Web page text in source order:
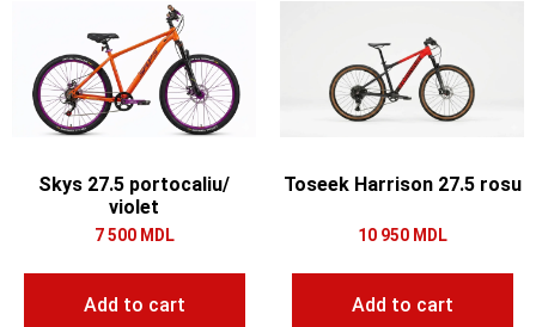
Skys 27.5 portocaliu/
violet
7 500 MDL
Add to cart
Toseek Harrison 27.5 rosu
10 950 MDL
Add to cart